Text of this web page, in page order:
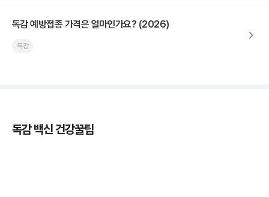
독감 예방접종 가격은 얼마인가요? (2026)
독감
독감 백신 건강꿀팁